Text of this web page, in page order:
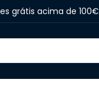
grátis acima de 100€